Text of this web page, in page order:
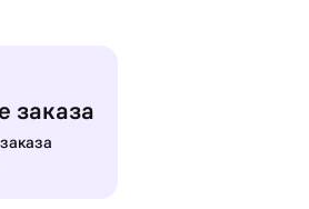
заказа